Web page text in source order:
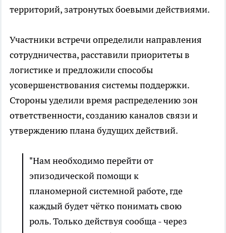
территорий, затронутых боевыми действиями.
Участники встречи определили направления
сотрудничества, расставили приоритеты в
логистике и предложили способы
усовершенствования системы поддержки.
Стороны уделили время распределению зон
ответственности, созданию каналов связи и
утверждению плана будущих действий.
"Нам необходимо перейти от
эпизодической помощи к
планомерной системной работе, где
каждый будет чётко понимать свою
роль. Только действуя сообща - через